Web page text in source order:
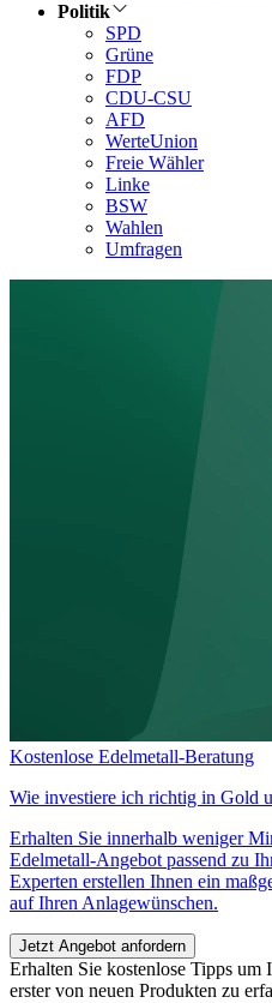
Politik
SPD
Grüne
FDP
CDU-CSU
AFD
WerteUnion
Freie Wähler
Linke
BSW
Wahlen
Umfragen
Kostenlose Edelmetall-Beratung
Wie investiere ich richtig in Gold
Erhalten Sie innerhalb weniger
Edelmetall-Angebot passend zu
Experten erstellen Ihnen ein
auf Ihren Anlagewünschen.
Jetzt Angebot anfordern
Erhalten Sie kostenlose Tipps um
erster von neuen Produkten zu